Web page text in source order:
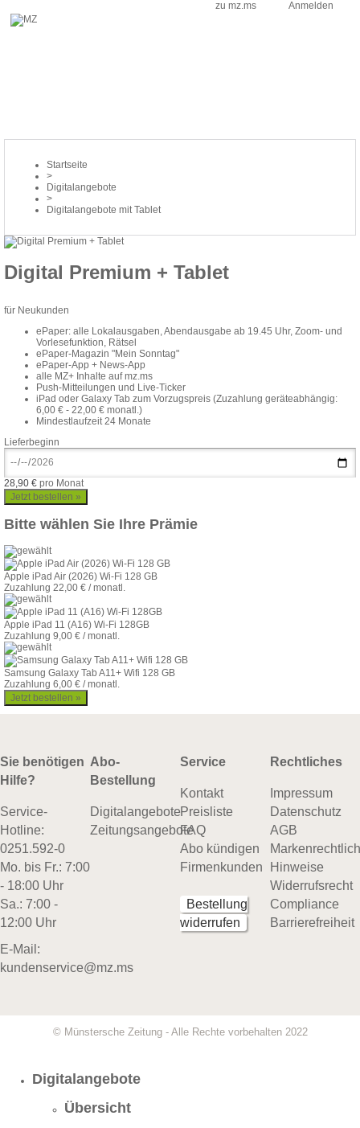
zu mz.ms Anmelden
Startseite
>
Digitalangebote
>
Digitalangebote mit Tablet
Digital Premium + Tablet
für Neukunden
ePaper: alle Lokalausgaben, Abendausgabe ab 19.45 Uhr, Zoom- und
Vorlesefunktion, Rätsel
ePaper-Magazin "Mein Sonntag"
ePaper-App + News-App
alle MZ+ Inhalte auf mz.ms
Push-Mitteilungen und Live-Ticker
iPad oder Galaxy Tab zum Vorzugspreis (Zuzahlung geräteabhängig:
6,00 € - 22,00 € monatl.)
Mindestlaufzeit 24 Monate
Lieferbeginn
28,90 € pro Monat
Bitte wählen Sie Ihre Prämie
Apple iPad Air (2026) Wi-Fi 128 GB
Zuzahlung 22,00 € / monatl.
Apple iPad 11 (A16) Wi-Fi 128GB
Zuzahlung 9,00 € / monatl.
Samsung Galaxy Tab A11+ Wifi 128 GB
Zuzahlung 6,00 € / monatl.
Sie benötigen
Hilfe?
Service-
Hotline:
0251.592-0
Mo. bis Fr.: 7:00
- 18:00 Uhr
Sa.: 7:00 -
12:00 Uhr
E-Mail:
kundenservice@mz.ms
Abo-
Bestellung
Digitalangebote
Zeitungsangebote
Service
Kontakt
Preisliste
FAQ
Abo kündigen
Firmenkunden
Bestellung
widerrufen
Rechtliches
Impressum
Datenschutz
AGB
Hinweise
Widerrufsrecht
Compliance
Barrierefreiheit
© Münstersche Zeitung - Alle Rechte vorbehalten 2022
Digitalangebote
Übersicht